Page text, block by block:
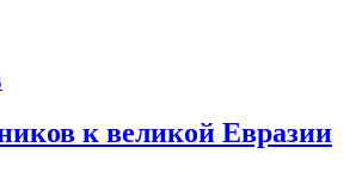
к великой Евразии